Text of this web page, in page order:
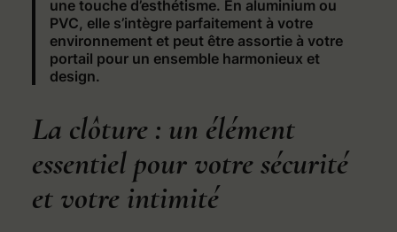
une touche d’esthétisme. En aluminium ou
PVC, elle s’intègre parfaitement à votre
environnement et peut être assortie à votre
portail pour un ensemble harmonieux et
design.
La clôture : un élément
essentiel pour votre sécurité
et votre intimité